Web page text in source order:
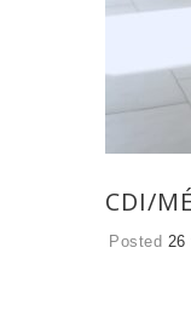
CDI/
Posted 26